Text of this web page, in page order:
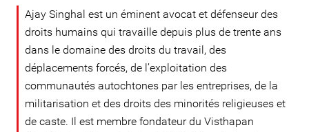
Ajay Singhal est un éminent avocat et défenseur des
droits humains qui travaille depuis plus de trente ans
dans le domaine des droits du travail, des
déplacements forcés, de l’exploitation des
communautés autochtones par les entreprises, de la
militarisation et des droits des minorités religieuses et
de caste. Il est membre fondateur du Visthapan